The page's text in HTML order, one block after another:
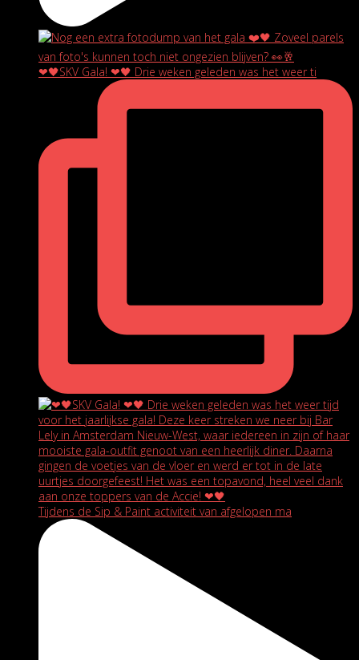
❤🖤SKV Gala! ❤🖤 Drie weken geleden was het weer ti
Tijdens de Sip & Paint activiteit van afgelopen ma